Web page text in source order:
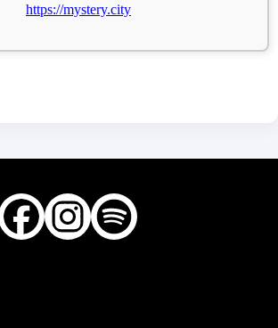
https://mystery.city